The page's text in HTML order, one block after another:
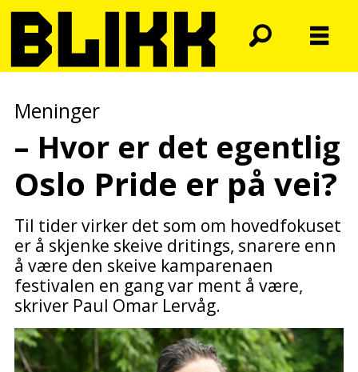
Meninger
– Hvor er det egentlig
Oslo Pride er på vei?
Til tider virker det som om hovedfokuset
er å skjenke skeive dritings, snarere enn
å være den skeive kamparenaen
festivalen en gang var ment å være,
skriver Paul Omar Lervåg.